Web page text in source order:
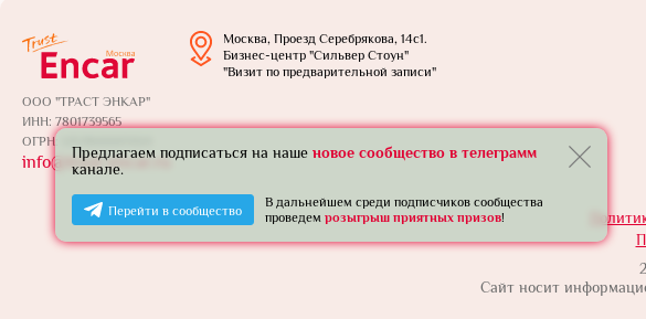
Москва, Проезд Серебрякова, 14с1.
Бизнес-центр "Сильвер Стоун"
"Визит по предварительной записи"
ООО "ТРАСТ ЭНКАР"
ИНН: 7801739565
ОГРН: 1257800005924
info@trust-encar.ru
Сайт носит
Предлагаем подписаться на наше новое сообщество в телеграмм
канале.
Перейти в сообщество
В дальнейшем среди подписчиков сообщества
проведем розыгрыш приятных призов!